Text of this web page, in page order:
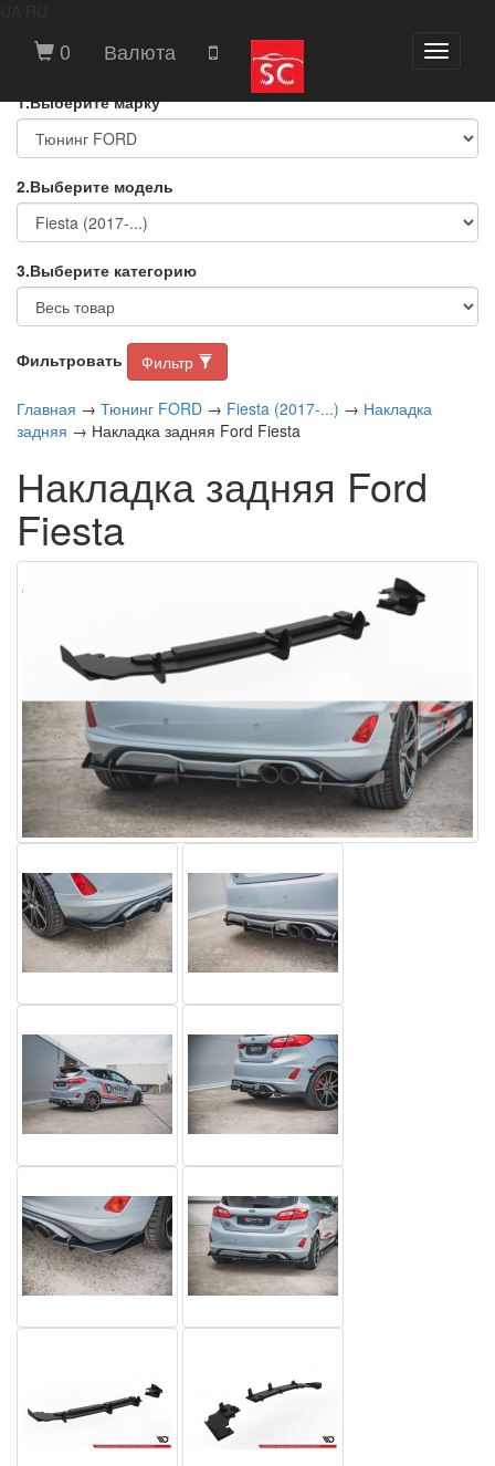
Toggle
0 Валюта
ВЫБЕРИТЕ МАРКУ И МОДЕЛЬ
АВТОМОБИЛЯ
1.Выберите марку
2.Выберите модель
3.Выберите категорию
Фильтровать Фильтр
Главная → Тюнинг FORD → Fiesta (2017-...) → Накладка
задняя → Накладка задняя Ford Fiesta
Накладка задняя Ford
Fiesta